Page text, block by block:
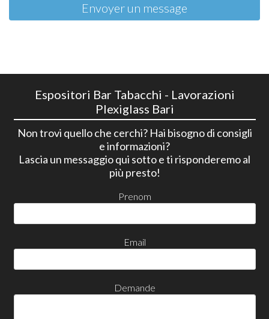
Envoyer un message
Espositori Bar Tabacchi - Lavorazioni
Plexiglass Bari
Non trovi quello che cerchi? Hai bisogno di consigli
e informazioni?
Lascia un messaggio qui sotto e ti risponderemo al
più presto!
Prenom
Email
Demande